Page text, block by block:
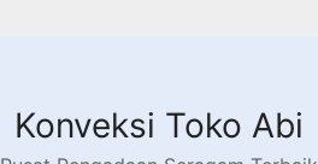
Konveksi Toko Abi